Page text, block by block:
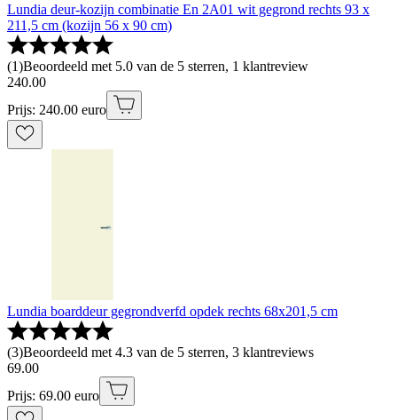
Lundia deur-kozijn combinatie En 2A01 wit gegrond rechts 93 x
211,5 cm (kozijn 56 x 90 cm)
(1)Beoordeeld met 5.0 van de 5 sterren, 1 klantreview
240.00
Prijs: 240.00 euro
Lundia boarddeur gegrondverfd opdek rechts 68x201,5 cm
(3)Beoordeeld met 4.3 van de 5 sterren, 3 klantreviews
69.00
Prijs: 69.00 euro